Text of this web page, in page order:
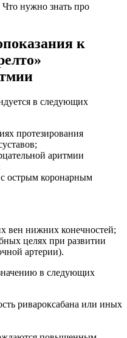
Что нужно знать про
к
в следующих
протезирования
аритмии
с острым коронарным
вен нижних конечностей;
целях при развитии
артерии).
в следующих
ривароксабана или иных